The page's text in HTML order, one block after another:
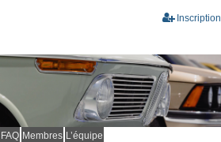
Inscription
FAQ Membres L’équipe